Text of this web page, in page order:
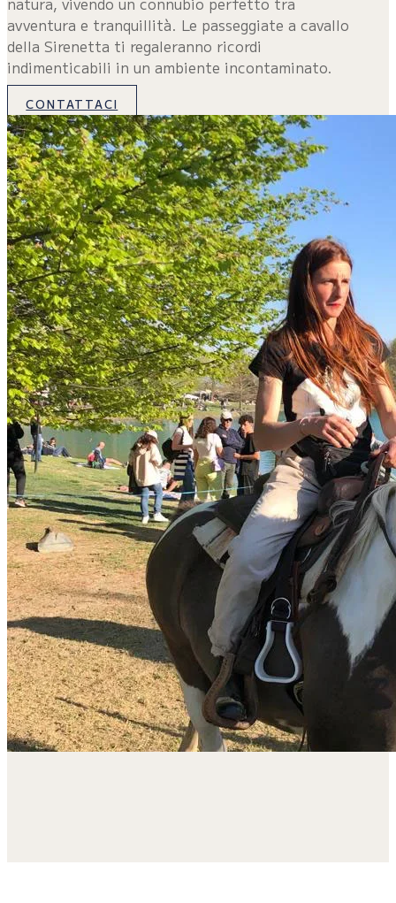
avventura e tranquillità. Le passeggiate a cavallo
della Sirenetta ti regaleranno ricordi
indimenticabili in un ambiente incontaminato.
CONTATTACI